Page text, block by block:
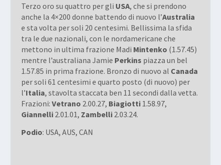
Terzo oro su quattro per gli USA, che si prendono
anche la 4×200 donne battendo di nuovo l’Australia
e sta volta per soli 20 centesimi. Bellissima la sfida
tra le due nazionali, con le nordamericane che
mettono in ultima frazione Madi Mintenko (1.57.45)
mentre l’australiana Jamie Perkins piazza un bel
1.57.85 in prima frazione. Bronzo di nuovo al Canada
per soli 61 centesimi e quarto posto (di nuovo) per
l’Italia, stavolta staccata ben 11 secondi dalla vetta.
Frazioni: Vetrano 2.00.27, Biagiotti1.58.97,
Giannelli2.01.01, Zambelli2.03.24.
Podio: USA, AUS, CAN